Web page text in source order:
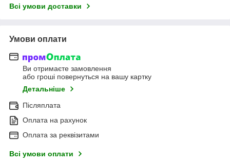
Всі умови доставки
Умови оплати
Ви отримаєте замовлення
або гроші повернуться на вашу картку
Детальніше
Післяплата
Оплата на рахунок
Оплата за реквізитами
Всі умови оплати